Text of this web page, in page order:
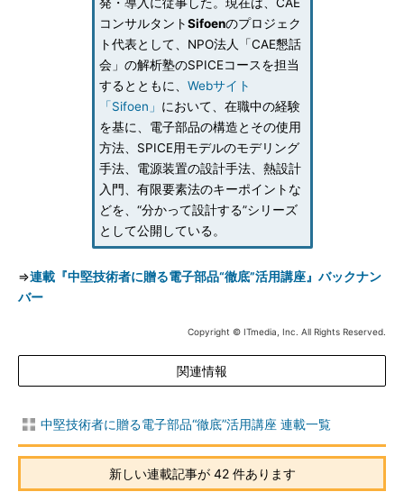
コンサルタントSifoenのプロジェク
ト代表として、NPO法人「CAE懇話
会」の解析塾のSPICEコースを担当
するとともに、 Webサイト
「Sifoen」 において、在職中の経験
を基に、電子部品の構造とその使用
方法、SPICE用モデルのモデリング
手法、電源装置の設計手法、熱設計
入門、有限要素法のキーポイントな
どを、“分かって設計する”シリーズ
として公開している。
⇒連載『中堅技術者に贈る電子部品“徹底”活用講座』バックナン
バー
Copyright © ITmedia, Inc. All Rights Reserved.
関連情報
中堅技術者に贈る電子部品“徹底”活用講座 連載一覧
新しい連載記事が 42 件あります